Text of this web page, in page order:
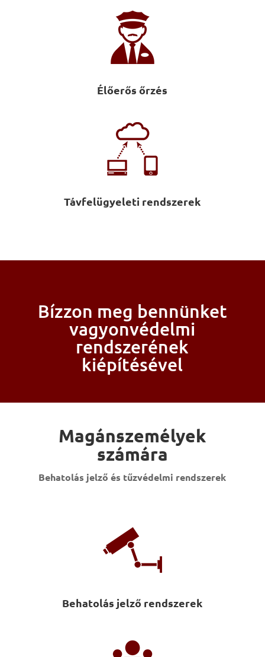
Élőerős őrzés
Távfelügyeleti rendszerek
Bízzon meg bennünket
vagyonvédelmi
rendszerének
kiépítésével
Magánszemélyek
számára
Behatolás jelző és tűzvédelmi rendszerek
Behatolás jelző rendszerek